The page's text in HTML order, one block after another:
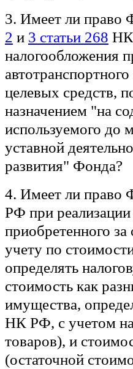
3. Имеет ли право
2 и 3 статьи 268 НК
налогообложения
целевых средств,
назначением "на
используемого до
уставной
развития" Фонда?
4. Имеет ли право
РФ при реализации
приобретенного
учету по
определять
стоимость как
имущества,
НК РФ, с учетом
товаров), и
(остаточной